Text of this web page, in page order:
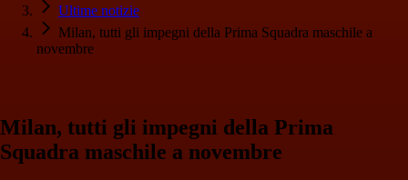
Ultime notizie
Milan, tutti gli impegni della Prima Squadra maschile a
novembre
Milan, tutti gli impegni della Prima
Squadra maschile a novembre